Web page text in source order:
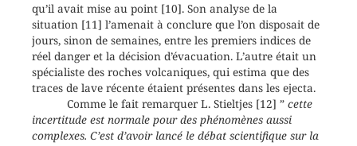
qu’il avait mise au point [10]. Son analyse de la
situation [11] l’amenait à conclure que l’on disposait de
jours, sinon de semaines, entre les premiers indices de
réel danger et la décision d’évacuation. L’autre était un
spécialiste des roches volcaniques, qui estima que des
traces de lave récente étaient présentes dans les ejecta.
Comme le fait remarquer L. Stieltjes [12] ” cette
incertitude est normale pour des phénomènes aussi
complexes. C’est d’avoir lancé le débat scientifique sur la